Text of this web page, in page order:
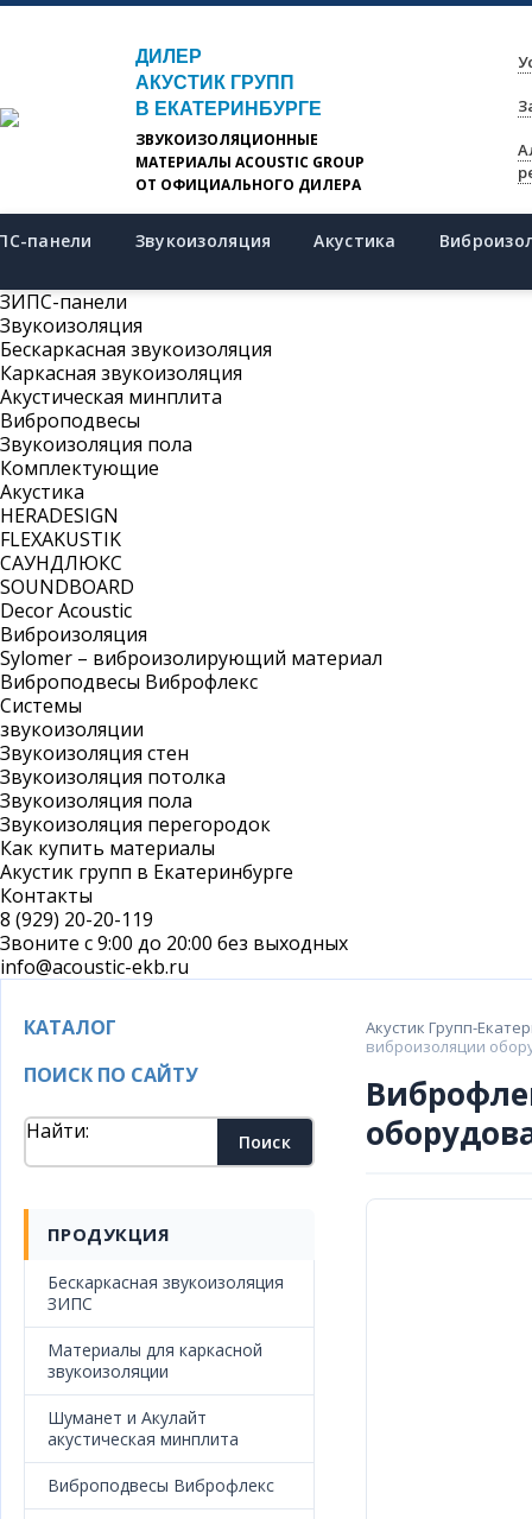
ДИЛЕР
АКУСТИК ГРУПП
В ЕКАТЕРИНБУРГЕ
ЗВУКОИЗОЛЯЦИОННЫЕ
МАТЕРИАЛЫ ACOUSTIC GROUP
ОТ ОФИЦИАЛЬНОГО ДИЛЕРА
панели Звукоизоляция Акустика
ЗИПС-панели
Звукоизоляция
Бескаркасная звукоизоляция
Каркасная звукоизоляция
Акустическая минплита
Виброподвесы
Звукоизоляция пола
Комплектующие
Акустика
HERADESIGN
FLEXAKUSTIK
САУНДЛЮКС
SOUNDBOARD
Decor Acoustic
Виброизоляция
Sylomer – виброизолирующий материал
Виброподвесы Виброфлекс
Системы
звукоизоляции
Звукоизоляция стен
Звукоизоляция потолка
Звукоизоляция пола
Звукоизоляция перегородок
Как купить материалы
Акустик групп в Екатеринбурге
Контакты
8 (929) 20-20-119
Звоните с 9:00 до 20:00 без выходных
info@acoustic-ekb.ru
КАТАЛОГ
ПОИСК ПО САЙТУ
Найти:
ПРОДУКЦИЯ
Бескаркасная звукоизоляция
ЗИПС
Материалы для каркасной
звукоизоляции
Шуманет и Акулайт
акустическая минплита
Виброподвесы Виброфлекс
Акустик Групп-
виброизоляции